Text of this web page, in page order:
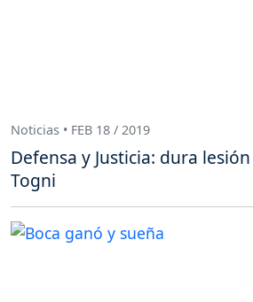
Noticias • FEB 18 / 2019
Defensa y Justicia: dura
Togni